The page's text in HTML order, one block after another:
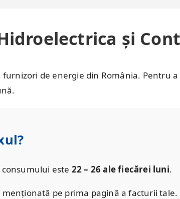
și
de energie din România. Pentru
este 22 – 26 ale fiecărei luni.
menționată pe prima pagină a facturii tale.